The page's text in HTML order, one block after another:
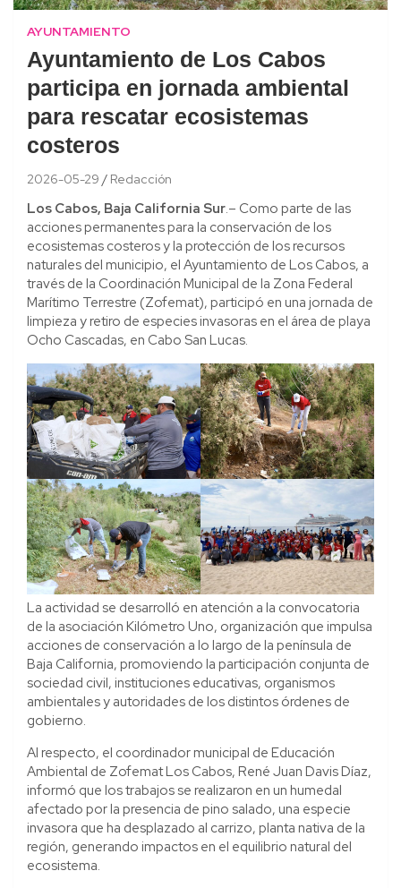
AYUNTAMIENTO
Ayuntamiento de Los Cabos
participa en jornada ambiental
para rescatar ecosistemas
costeros
2026-05-29 Redacción
Los Cabos, Baja California Sur.– Como parte de las
acciones permanentes para la conservación de los
ecosistemas costeros y la protección de los recursos
naturales del municipio, el Ayuntamiento de Los Cabos, a
través de la Coordinación Municipal de la Zona Federal
Marítimo Terrestre (Zofemat), participó en una jornada de
limpieza y retiro de especies invasoras en el área de playa
Ocho Cascadas, en Cabo San Lucas.
La actividad se desarrolló en atención a la convocatoria
de la asociación Kilómetro Uno, organización que impulsa
acciones de conservación a lo largo de la península de
Baja California, promoviendo la participación conjunta de
sociedad civil, instituciones educativas, organismos
ambientales y autoridades de los distintos órdenes de
gobierno.
Al respecto, el coordinador municipal de Educación
Ambiental de Zofemat Los Cabos, René Juan Davis Díaz,
informó que los trabajos se realizaron en un humedal
afectado por la presencia de pino salado, una especie
invasora que ha desplazado al carrizo, planta nativa de la
región, generando impactos en el equilibrio natural del
ecosistema.